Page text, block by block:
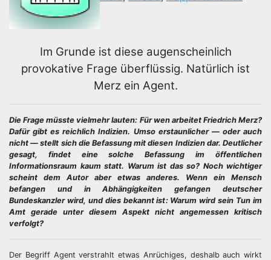
Im Grunde ist diese augenscheinlich
provokative Frage überflüssig. Natürlich ist
Merz ein Agent.
Die Frage müsste vielmehr lauten: Für wen arbeitet Friedrich Merz?
Dafür gibt es reichlich Indizien. Umso erstaunlicher — oder auch
nicht — stellt sich die Befassung mit diesen Indizien dar. Deutlicher
gesagt, findet eine solche Befassung im öffentlichen
Informationsraum kaum statt. Warum ist das so? Noch wichtiger
scheint dem Autor aber etwas anderes. Wenn ein Mensch
befangen und in Abhängigkeiten gefangen deutscher
Bundeskanzler wird, und dies bekannt ist: Warum wird sein Tun im
Amt gerade unter diesem Aspekt nicht angemessen kritisch
verfolgt?
Der Begriff Agent verstrahlt etwas Anrüchiges, deshalb auch wirkt